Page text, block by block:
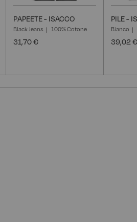
PAPEETE - ISACCO
Black Jeans 100% Cotone
31,70 €
PILE -
Bianco
39,02 €